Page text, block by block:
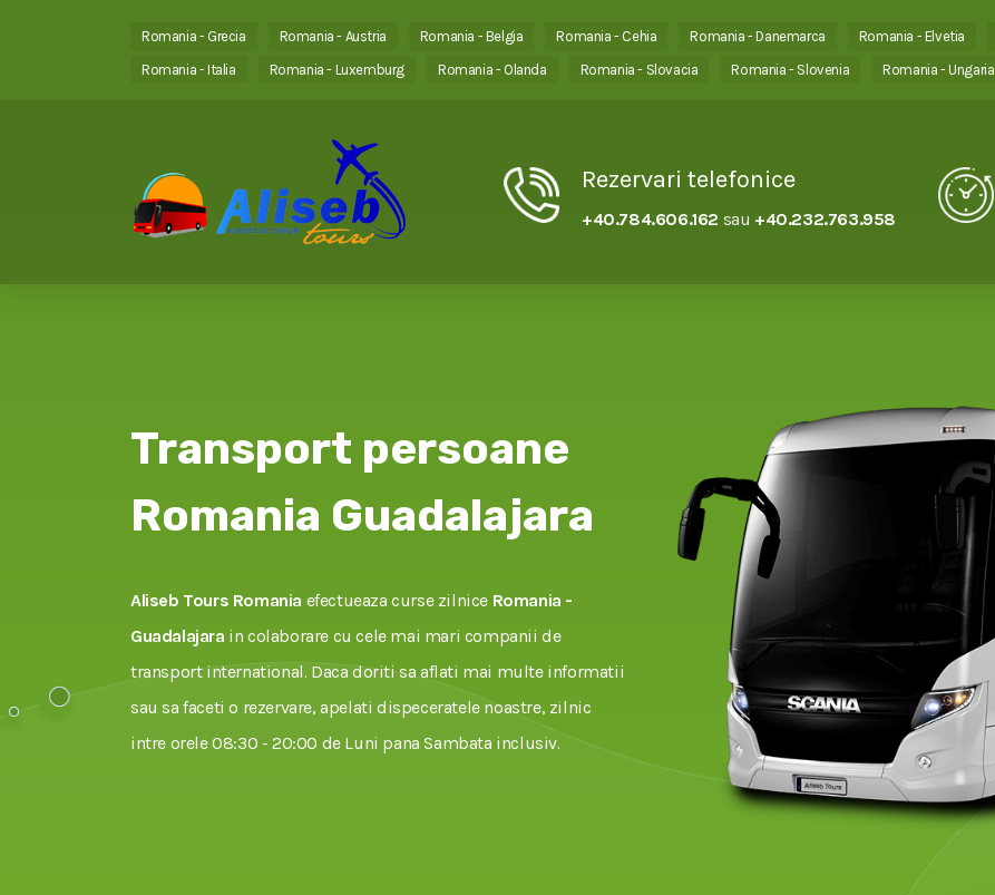
Romania - Grecia Romania - Austria Romania - Belgia Romania - Cehia Romania - Danemarca Romania - Elvetia
Romania - Italia
Romania - Luxemburg Romania - Olanda Romania - Slovacia Romania - Slovenia Romania - Ungaria
Rezervari telefonice
+40.784.606.162 sau +40.232.763.958
Transport persoane
Romania Guadalajara
Aliseb Tours Romania efectueaza curse zilnice Romania -
Guadalajara in colaborare cu cele mai mari companii de
transport international. Daca doriti sa aflati mai multe informatii
sau sa faceti o rezervare, apelati dispeceratele noastre, zilnic
intre orele 08:30 - 20:00 de Luni pana Sambata inclusiv.